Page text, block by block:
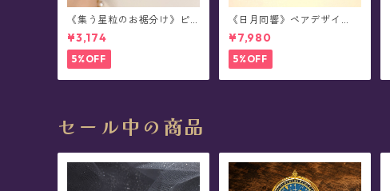
《集う星粒のお裾分け》ピ
アス
¥3,174
5%OFF
《日月同響》ペアデザイ
ン・シルバーリング
¥7,980
5%OFF
セール中の商品